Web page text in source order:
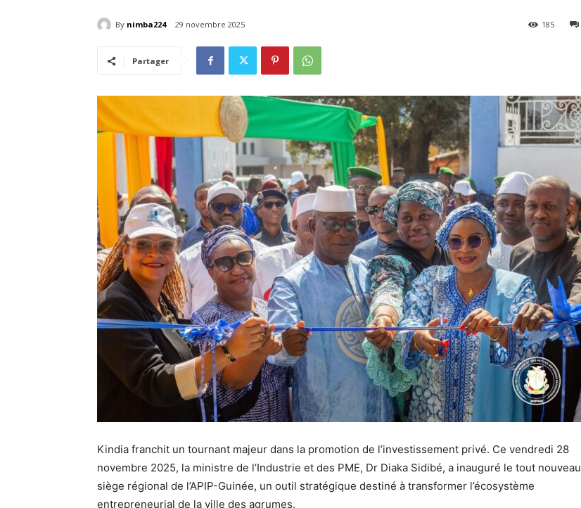
By nimba224 29 novembre 2025 185
Partager
Kindia franchit un tournant majeur dans la promotion de l’investissement privé. Ce vendredi 28
novembre 2025, la ministre de l’Industrie et des PME, Dr Diaka Sidibé, a inauguré le tout nouveau
siège régional de l’APIP-Guinée, un outil stratégique destiné à transformer l’écosystème
entrepreneurial de la ville des agrumes.